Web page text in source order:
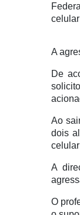
A
De
Ao
dois
A
O